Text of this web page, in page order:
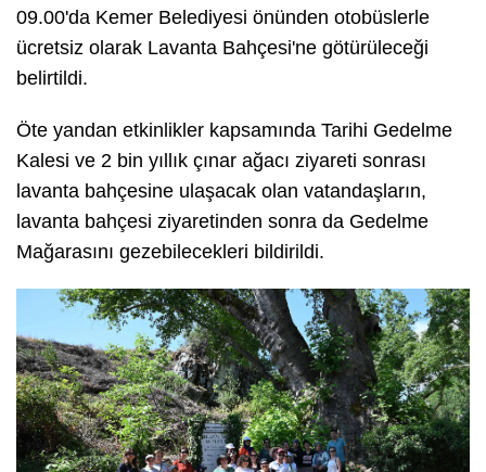
09.00'da Kemer Belediyesi önünden otobüslerle
ücretsiz olarak Lavanta Bahçesi'ne götürüleceği
belirtildi.
Öte yandan etkinlikler kapsamında Tarihi Gedelme
Kalesi ve 2 bin yıllık çınar ağacı ziyareti sonrası
lavanta bahçesine ulaşacak olan vatandaşların,
lavanta bahçesi ziyaretinden sonra da Gedelme
Mağarasını gezebilecekleri bildirildi.